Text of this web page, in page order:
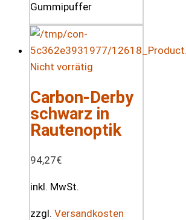
Gummipuffer
Nicht vorrätig
Carbon-Derby
schwarz in
Rautenoptik
94,27€
inkl. MwSt.
zzgl. Versandkosten